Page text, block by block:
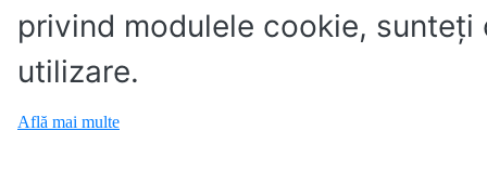
privind modulele cookie,
utilizare.
Află mai multe